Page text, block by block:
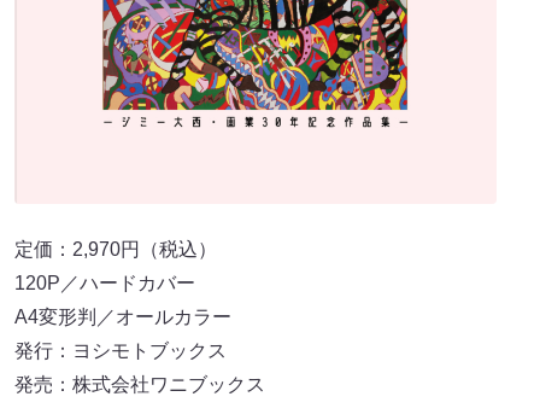
定価：2,970円（税込）
120P／ハードカバー
A4変形判／オールカラー
発行：ヨシモトブックス
発売：株式会社ワニブックス